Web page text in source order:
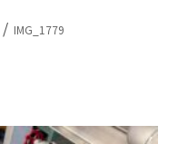
/ IMG_1779